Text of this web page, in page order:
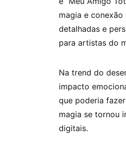
magia e
detalhadas e
para artistas do
Na trend do
impacto
que poderia
magia se tornou
digitais.